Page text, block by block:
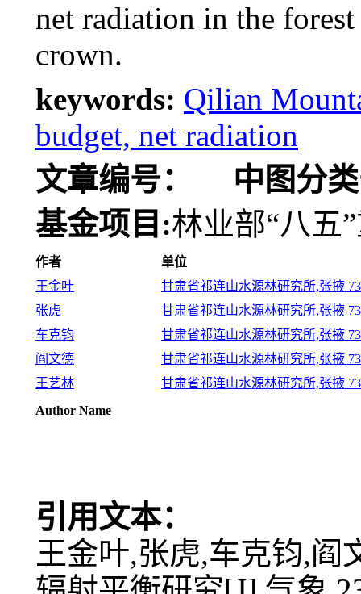
net radiation in the
crown.
keywords: Qilian
budget, net radiation
文章编号：
中图分
基金项目:林业部“八五
作者
单位
王金叶
甘肃省祁连山水源林研究所,张掖
张虎
甘肃省祁连山水源林研究所,张掖
车克钧
甘肃省祁连山水源林研究所,张掖
阎文德
甘肃省祁连山水源林研究所,张掖
王艺林
甘肃省祁连山水源林研究所,张掖
Author Name
引用文本：
王金叶,张虎,车克钧,阎